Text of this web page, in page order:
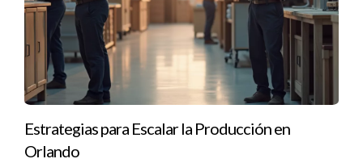
Es un enfoque centrado en aprender y aplicar técnicas
específicas para mejorar la productividad y eficiencia en los
negocios.
¿Cómo puedo implementar estos métodos en mi
Lo primero es identificar las áreas donde puedes mejorar y
Estrategias para Escalar la Producción en
Orlando